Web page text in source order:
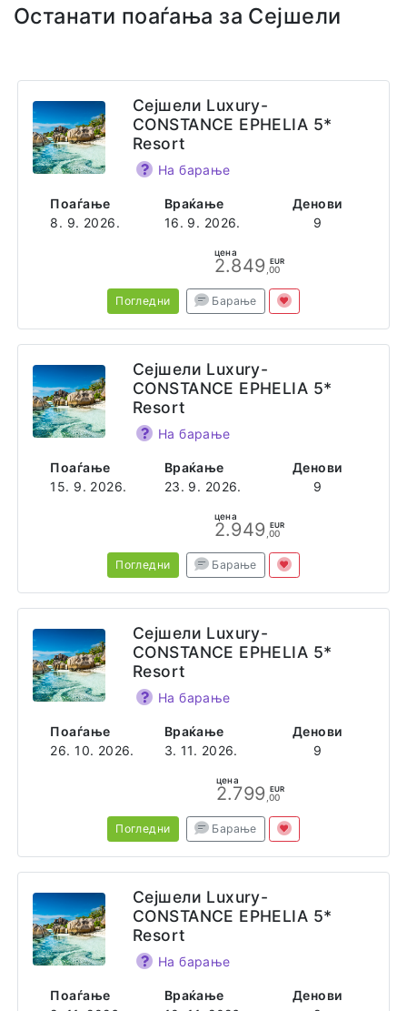
алкохолни пијалоци) -- 1200€ по лице
Адреса
Beau Vallon Bay
Beau Vallon
Seychelles
Останати поаѓања за Сејшели
Поаѓање
8. 9. 2026.
Враќање
16. 9. 2026.
Денови
9
Сејшели Luxury-
CONSTANCE EPHELIA 5*
Resort
На барање
цена
2.849 EUR
,00
Погледни Барање
Поаѓање
15. 9. 2026.
Враќање
23. 9. 2026.
Денови
9
Сејшели Luxury-
CONSTANCE EPHELIA 5*
Resort
На барање
цена
2.949 EUR
,00
Погледни Барање
Поаѓање
26. 10. 2026.
Враќање
3. 11. 2026.
Денови
9
Сејшели Luxury-
CONSTANCE EPHELIA 5*
Resort
На барање
цена
2.799 EUR
,00
Погледни Барање
Поаѓање
Враќање
Денови
Сејшели Luxury-
CONSTANCE EPHELIA 5*
Resort
На барање